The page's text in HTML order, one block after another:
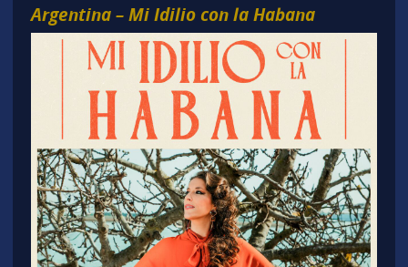
Argentina – Mi Idilio con la Habana